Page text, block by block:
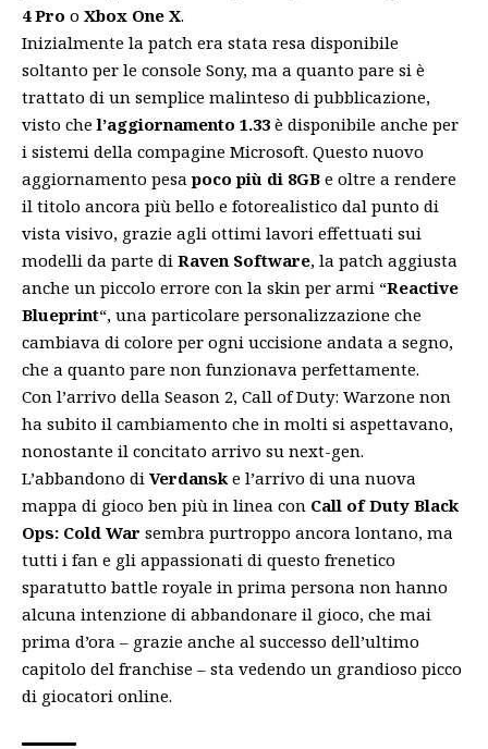
4 Pro o Xbox One X.
Inizialmente la patch era stata resa disponibile
soltanto per le console Sony, ma a quanto pare si è
trattato di un semplice malinteso di pubblicazione,
visto chel’aggiornamento 1.33 è disponibile anche per
i sistemi della compagine Microsoft. Questo nuovo
aggiornamento pesapoco più di 8GB e oltre a rendere
il titolo ancora più bello e fotorealistico dal punto di
vista visivo, grazie agli ottimi lavori effettuati sui
modelli da parte di Raven Software, la patch aggiusta
anche un piccolo errore con la skin per armi “Reactive
Blueprint“, una particolare personalizzazione che
cambiava di colore per ogni uccisione andata a segno,
che a quanto pare non funzionava perfettamente.
Con l’arrivo della Season 2, Call of Duty: Warzone non
ha subito il cambiamento che in molti si aspettavano,
nonostante il concitato arrivo su next-gen.
L’abbandono di Verdansk e l’arrivo di una nuova
mappa di gioco ben più in linea con Call of Duty Black
Ops: Cold War sembra purtroppo ancora lontano, ma
tutti i fan e gli appassionati di questo frenetico
sparatutto battle royale in prima persona non hanno
alcuna intenzione di abbandonare il gioco, che mai
prima d’ora – grazie anche al successo dell’ultimo
capitolo del franchise – sta vedendo un grandioso picco
di giocatori online.